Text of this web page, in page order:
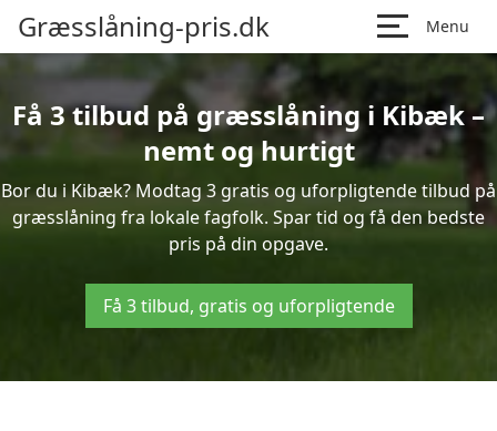
Græsslåning-pris.dk Menu
Få 3 tilbud på græsslåning i Kibæk –
nemt og hurtigt
Bor du i Kibæk? Modtag 3 gratis og uforpligtende tilbud på
græsslåning fra lokale fagfolk. Spar tid og få den bedste
pris på din opgave.
Få 3 tilbud, gratis og uforpligtende